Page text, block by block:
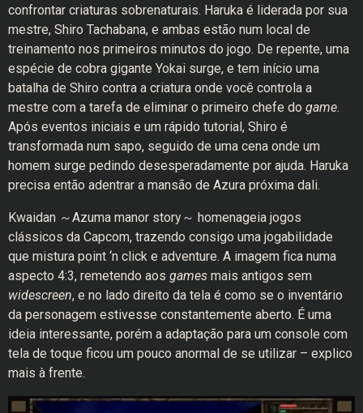
confrontar criaturas sobrenaturais. Haruka é liderada por sua
mestre, Shiro Tachabana, e ambas estão num local de
treinamento nos primeiros minutos do jogo. De repente, uma
espécie de cobra gigante Yokai surge, e tem início uma
batalha de Shiro contra a criatura onde você controla a
mestre com a tarefa de eliminar o primeiro chefe do game.
Após eventos iniciais e um rápido tutorial, Shiro é
transformada num sapo, seguido de uma cena onde um
homem surge pedindo desesperadamente por ajuda. Haruka
precisa então adentrar a mansão de Azura próxima dali.
Kwaidan ～Azuma manor story～ homenageia jogos
clássicos da Capcom, trazendo consigo uma jogabilidade
que mistura point ‘n click e adventure. A imagem fica numa
aspecto 4:3, remetendo aos games mais antigos sem
widescreen, e no lado direito da tela é como se o inventário
da personagem estivesse constantemente aberto. É uma
ideia interessante, porém a adaptação para um console com
tela de toque ficou um pouco anormal de se utilizar – explico
mais à frente.